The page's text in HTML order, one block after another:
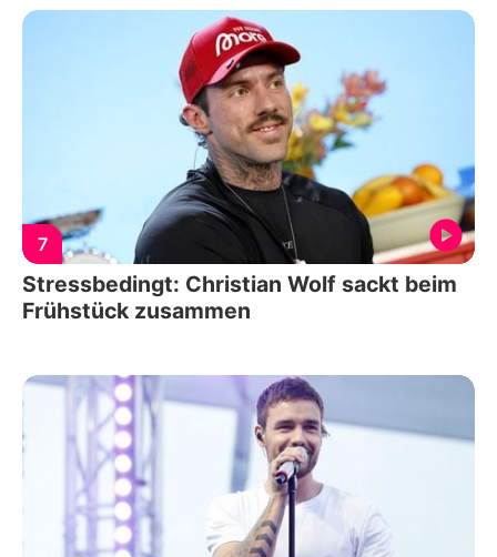
7
Stressbedingt: Christian Wolf sackt beim
Frühstück zusammen